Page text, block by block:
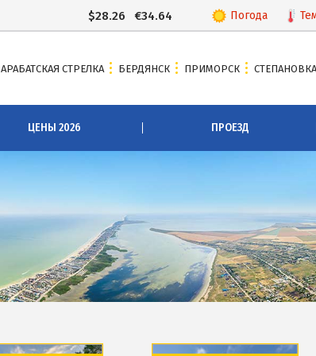
Погода
$28.26 €34.64
Развлечения в Бердянске
Проезд в Бердянск
ОТЕЛИ И БАЗЫ ОТДЫХА БЕРДЯНСКА
Бердянская коса
Новопетровка
Мелекино
Урзуф
Юрьевка
АЗОВСКОЕ
Цены 2026
АРАБАТСКАЯ СТРЕЛКА БЕРДЯНСК ПРИМОРСК СТЕПАНОВКА
ЦЕНЫ 2026 ПРОЕЗД